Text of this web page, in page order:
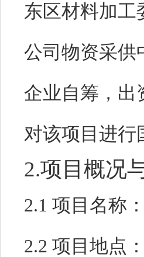
东区材料加工
公司物资采供
企业自筹 ，
对该项目进行
2.项目概况
2.1 项目名称：
2.2 项目地点：